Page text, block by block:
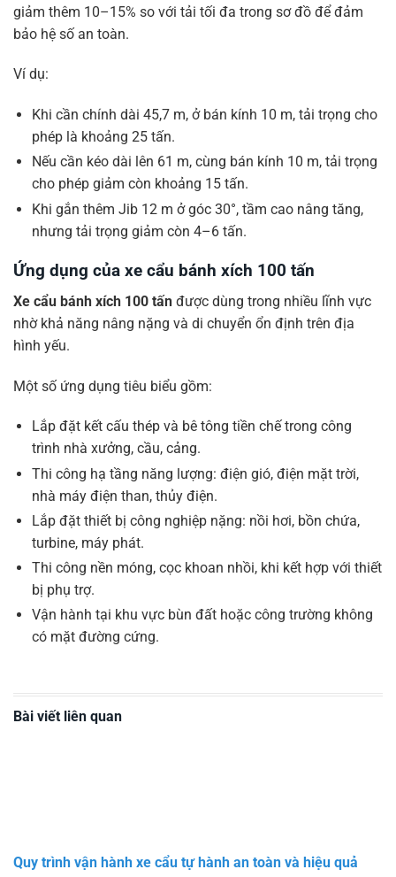
giảm thêm 10–15% so với tải tối đa trong sơ đồ để đảm
bảo hệ số an toàn.
Ví dụ:
Khi cần chính dài 45,7 m, ở bán kính 10 m, tải trọng cho
phép là khoảng 25 tấn.
Nếu cần kéo dài lên 61 m, cùng bán kính 10 m, tải trọng
cho phép giảm còn khoảng 15 tấn.
Khi gắn thêm Jib 12 m ở góc 30°, tầm cao nâng tăng,
nhưng tải trọng giảm còn 4–6 tấn.
Ứng dụng của xe cẩu bánh xích 100 tấn
Xe cẩu bánh xích 100 tấn được dùng trong nhiều lĩnh vực
nhờ khả năng nâng nặng và di chuyển ổn định trên địa
hình yếu.
Một số ứng dụng tiêu biểu gồm:
Lắp đặt kết cấu thép và bê tông tiền chế trong công
trình nhà xưởng, cầu, cảng.
Thi công hạ tầng năng lượng: điện gió, điện mặt trời,
nhà máy điện than, thủy điện.
Lắp đặt thiết bị công nghiệp nặng: nồi hơi, bồn chứa,
turbine, máy phát.
Thi công nền móng, cọc khoan nhồi, khi kết hợp với thiết
bị phụ trợ.
Vận hành tại khu vực bùn đất hoặc công trường không
có mặt đường cứng.
Bài viết liên quan
Quy trình vận hành xe cẩu tự hành an toàn và hiệu quả